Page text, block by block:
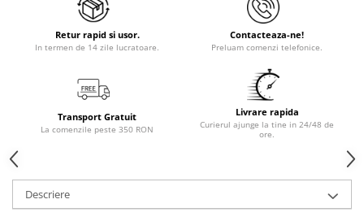
Retur rapid si usor.
In termen de 14 zile lucratoare.
Contacteaza-ne!
Preluam comenzi telefonice.
Transport Gratuit
La comenzile peste 350 RON
Livrare rapida
Curierul ajunge la tine in 24/48 de
ore.
Descriere